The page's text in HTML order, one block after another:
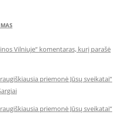
Vilniuje“ komentaras, kurį parašė
priemonė Jūsų sveikatai“
priemonė Jūsų sveikatai“